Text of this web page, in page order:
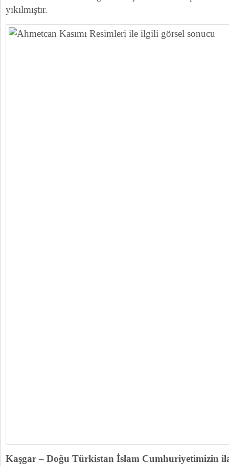
yıkılmıştır.
Kaşgar – Doğu Türkistan İslam Cumhuriyetimizin